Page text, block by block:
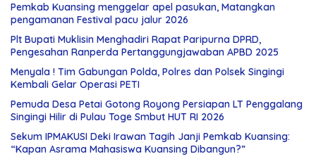
Pemkab Kuansing menggelar apel pasukan, Matangkan
pengamanan Festival pacu jalur 2026
Plt Bupati Muklisin Menghadiri Rapat Paripurna DPRD,
Pengesahan Ranperda Pertanggungjawaban APBD 2025
Menyala ! Tim Gabungan Polda, Polres dan Polsek Singingi
Kembali Gelar Operasi PETI
Pemuda Desa Petai Gotong Royong Persiapan LT Penggalang
Singingi Hilir di Pulau Toge Smbut HUT RI 2026
Sekum IPMAKUSI Deki Irawan Tagih Janji Pemkab Kuansing:
“Kapan Asrama Mahasiswa Kuansing Dibangun?”